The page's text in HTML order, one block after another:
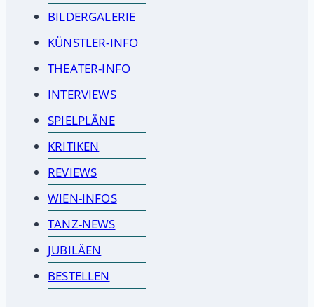
BILDERGALERIE
KÜNSTLER-INFO
THEATER-INFO
INTERVIEWS
SPIELPLÄNE
KRITIKEN
REVIEWS
WIEN-INFOS
TANZ-NEWS
JUBILÄEN
BESTELLEN